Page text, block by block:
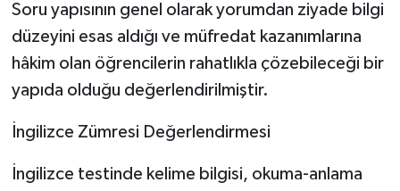
Soru yapısının genel olarak yorumdan ziyade bilgi
düzeyini esas aldığı ve müfredat kazanımlarına
hâkim olan öğrencilerin rahatlıkla çözebileceği bir
yapıda olduğu değerlendirilmiştir.
İngilizce Zümresi Değerlendirmesi
İngilizce testinde kelime bilgisi, okuma-anlama